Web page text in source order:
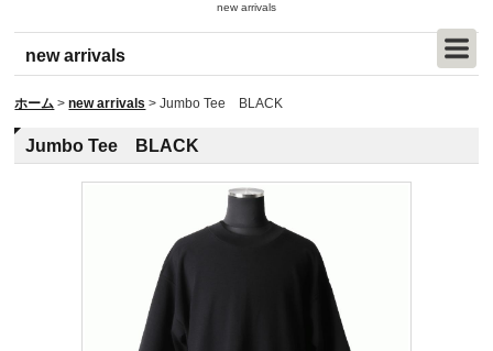
new arrivals
new arrivals
ホーム > new arrivals > Jumbo Tee BLACK
Jumbo Tee BLACK